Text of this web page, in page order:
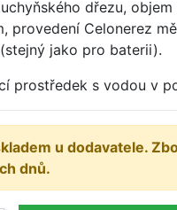
dřezu,
provedení Celonerez
jako pro baterii).
prostředek s vodou v
u dodavatele.
dnů.